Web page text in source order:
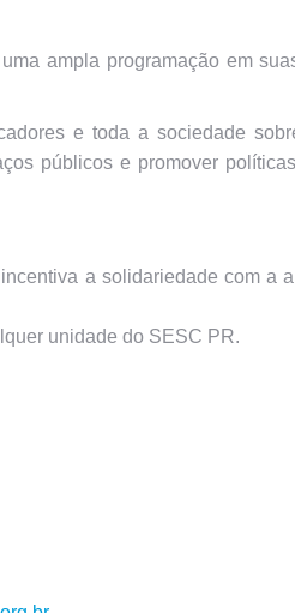
ampla programação em
e toda a sociedade
públicos e promover
a solidariedade com a
unidade do SESC PR.